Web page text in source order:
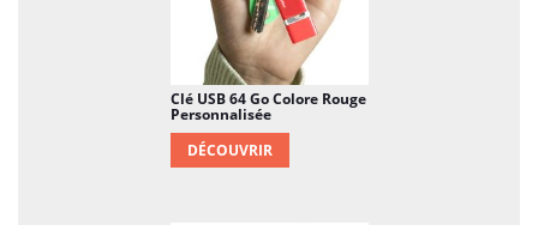
Clé USB 64 Go Colore Rouge
Personnalisée
DÉCOUVRIR